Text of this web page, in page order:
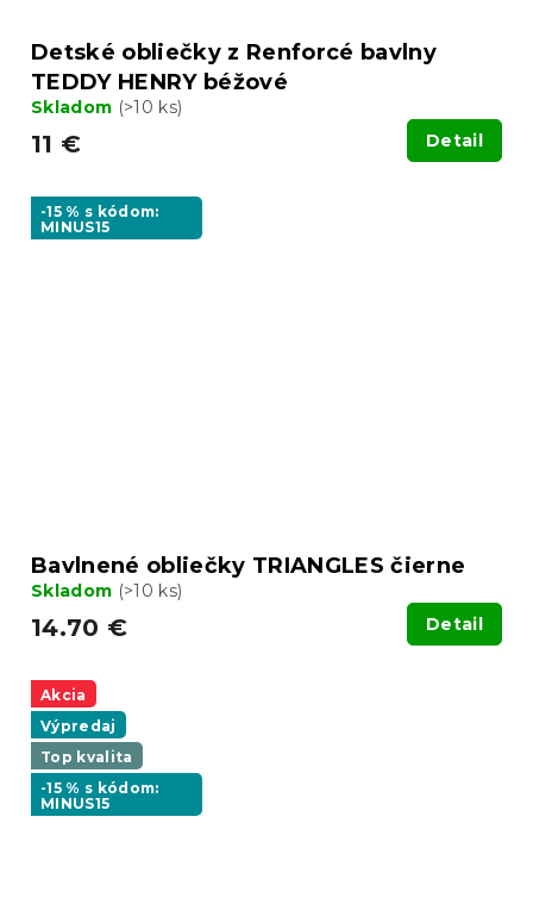
Detské obliečky z Renforcé bavlny
TEDDY HENRY béžové
Skladom (>10 ks)
11 € Detail
-15 % s kódom:
MINUS15
Bavlnené obliečky TRIANGLES čierne
Skladom (>10 ks)
14.70 € Detail
Akcia
Výpredaj
Top kvalita
-15 % s kódom:
MINUS15